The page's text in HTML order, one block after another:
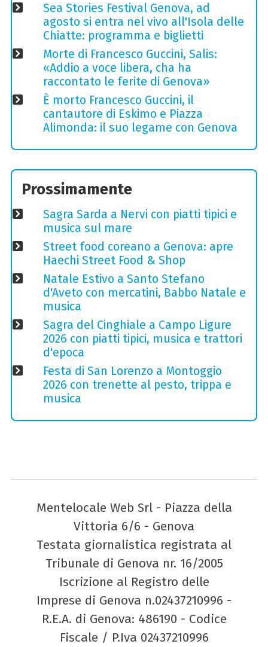
Sea Stories Festival Genova, ad
agosto si entra nel vivo all'Isola delle
Chiatte: programma e biglietti
Morte di Francesco Guccini, Salis:
«Addio a voce libera, cha ha
raccontato le ferite di Genova»
È morto Francesco Guccini, il
cantautore di Eskimo e Piazza
Alimonda: il suo legame con Genova
Prossimamente
Sagra Sarda a Nervi con piatti tipici e
musica sul mare
Street food coreano a Genova: apre
Haechi Street Food & Shop
Natale Estivo a Santo Stefano
d'Aveto con mercatini, Babbo Natale e
musica
Sagra del Cinghiale a Campo Ligure
2026 con piatti tipici, musica e trattori
d'epoca
Festa di San Lorenzo a Montoggio
2026 con trenette al pesto, trippa e
musica
Mentelocale Web Srl - Piazza della
Vittoria 6/6 - Genova
Testata giornalistica registrata al
Tribunale di Genova nr. 16/2005
Iscrizione al Registro delle
Imprese di Genova n.02437210996 -
R.E.A. di Genova: 486190 - Codice
Fiscale / P.Iva 02437210996